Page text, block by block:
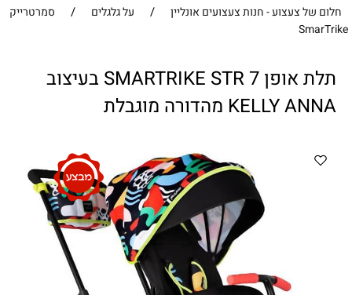
חלום של צעצוע - חנות צעצועים אונליין / על גלגלים /
סמרטרייק
SmarTrike
תלת אופן SMARTRIKE STR 7 בעיצוב
KELLY ANNA מהדורה מוגבלת